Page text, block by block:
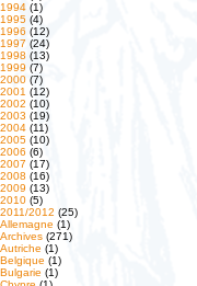
1994 (1)
1995 (4)
1996 (12)
1997 (24)
1998 (13)
1999 (7)
2000 (7)
2001 (12)
2002 (10)
2003 (19)
2004 (11)
2005 (10)
2006 (6)
2007 (17)
2008 (16)
2009 (13)
2010 (5)
2011/2012 (25)
Allemagne (1)
Archives (271)
Autriche (1)
Belgique (1)
Bulgarie (1)